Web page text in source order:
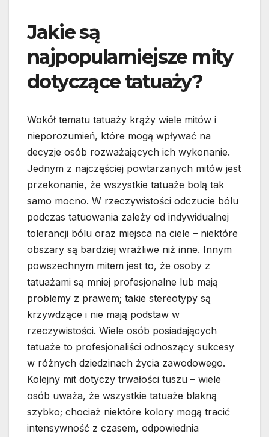
Jakie są
najpopularniejsze mity
dotyczące tatuaży?
Wokół tematu tatuaży krąży wiele mitów i
nieporozumień, które mogą wpływać na
decyzje osób rozważających ich wykonanie.
Jednym z najczęściej powtarzanych mitów jest
przekonanie, że wszystkie tatuaże bolą tak
samo mocno. W rzeczywistości odczucie bólu
podczas tatuowania zależy od indywidualnej
tolerancji bólu oraz miejsca na ciele – niektóre
obszary są bardziej wrażliwe niż inne. Innym
powszechnym mitem jest to, że osoby z
tatuażami są mniej profesjonalne lub mają
problemy z prawem; takie stereotypy są
krzywdzące i nie mają podstaw w
rzeczywistości. Wiele osób posiadających
tatuaże to profesjonaliści odnoszący sukcesy
w różnych dziedzinach życia zawodowego.
Kolejny mit dotyczy trwałości tuszu – wiele
osób uważa, że wszystkie tatuaże blakną
szybko; chociaż niektóre kolory mogą tracić
intensywność z czasem, odpowiednia